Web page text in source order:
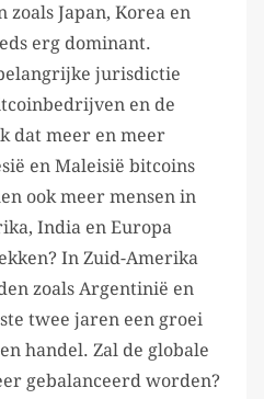
zoals Japan, Korea en
erg dominant.
jurisdictie
en de
dat meer en meer
en Maleisië bitcoins
ook meer mensen in
India en Europa
In Zuid-Amerika
zoals Argentinië en
twee jaren een groei
handel. Zal de globale
gebalanceerd worden?